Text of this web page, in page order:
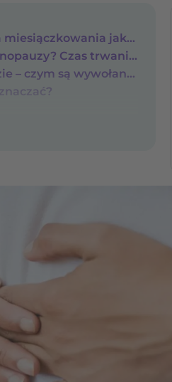
Menopauza a miesiączka – zaburzenia miesiączkowania jako typowy objaw przekwitania
Jak wygląda miesiączka w okresie menopauzy? Czas trwania i intensywność krwawienia
Długotrwałe krwawienia w menopauzie – czym są wywołane?